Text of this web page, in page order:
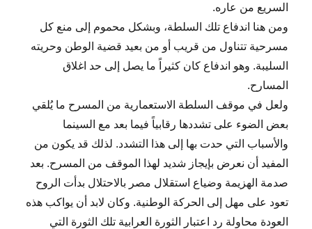
السريع من عاره.
ومن هنا اندفاع تلك السلطة، وبشكل محموم إلى منع كل
مسرحية تتناول من قريب أو من بعيد قضية الوطن وحريته
السليبة. وهو اندفاع كان كثيراً ما يصل إلى حد اغلاق
المسارح.
ولعل في موقف السلطة الاستعمارية من المسرح ما يُلقي
بعض الضوء على تشددها رقابياً فيما بعد مع السينما
والأسباب التي حدت بها إلى هذا التشدد. لذلك قد يكون من
المفيد أن نعرض بإيجاز شديد لهذا الموقف من المسرح. بعد
صدمة الهزيمة وضياع استقلال مصر بالاحتلال بدأت الروح
تعود على مهل إلى الحركة الوطنية. وكان لابد أن يواكب هذه
العودة محاولة رد اعتبار الثورة العرابية تلك الثورة التي